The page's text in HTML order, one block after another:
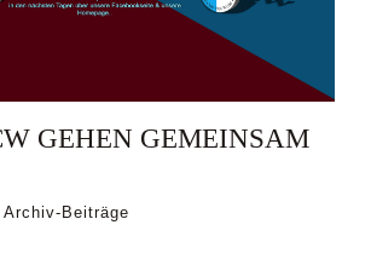
GEHEN GEMEINSAM
Archiv-Beiträge